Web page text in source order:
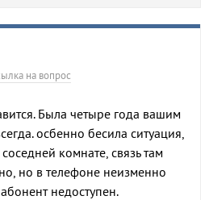
на вопрос
Была четыре года вашим
осбенно бесила ситуация,
комнате, связь там
но в телефоне неизменно
недоступен.